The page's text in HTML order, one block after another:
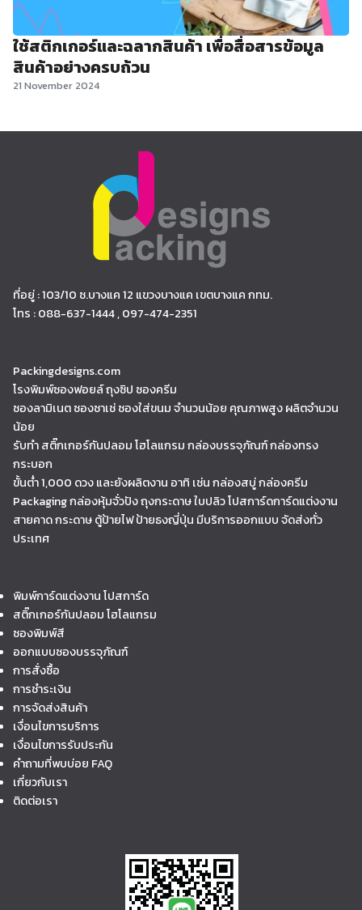
ใช้สติกเกอร์และฉลากสินค้า เพื่อสื่อสารข้อมูล
สินค้าอย่างครบถ้วน
21 November 2024
ที่อยู่ : 103/10 ซ.บางแค 12 แขวงบางแค เขตบางแค กทม.
โทร : 088-637-1444 , 097-474-2351
Packingdesigns.com
โรงพิมพ์ซองฟอยล์ ถุงซิป ซองครีม
ซองลามิเนต ซองซาเช่ ซองใส่ขนม จำนวนน้อย คุณภาพสูง ผลิตจำนวน
น้อย
รับทำ สติ๊กเกอร์กันปลอม โฮโลแกรม กล่องบรรจุภัณฑ์ กล่องทรง
กระบอก
ขั้นต่ำ 1,000 ดวง และยังผลิตงาน อาทิ เช่น กล่องสบู่ กล่องครีม
Packaging กล่องหุ้มจั่วปัง ถุงกระดาษ ใบปลิว โปสการ์ดการ์ดแต่งงาน
สายคาด กระดาษ ตู้ป้ายไฟ ป้ายธงญี่ปุ่น มีบริการออกแบบ จัดส่งทั่ว
ประเทศ
พิมพ์การ์ดแต่งงาน โปสการ์ด
สติ๊กเกอร์กันปลอม โฮโลแกรม
ซองพิมพ์สี
ออกแบบซองบรรจุภัณฑ์
การสั่งซื้อ
การชำระเงิน
การจัดส่งสินค้า
เงื่อนไขการบริการ
เงื่อนไขการรับประกัน
คำถามที่พบบ่อย FAQ
เกี่ยวกับเรา
ติดต่อเรา